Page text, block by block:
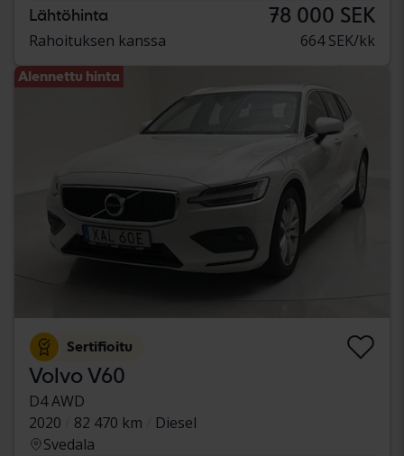
Lähtöhinta 78 000 SEK
Rahoituksen kanssa 664 SEK/kk
Alennettu hinta
Sertifioitu
Volvo V60
D4 AWD
2020
82 470 km
Diesel
Svedala